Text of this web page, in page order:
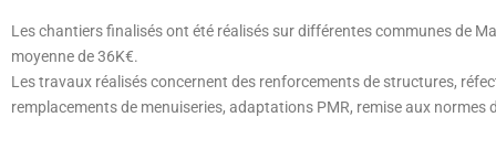
Les chantiers finalisés ont été réalisés sur différentes communes de
moyenne de 36K€.
Les travaux réalisés concernent des renforcements de structures,
remplacements de menuiseries, adaptations PMR, remise aux normes